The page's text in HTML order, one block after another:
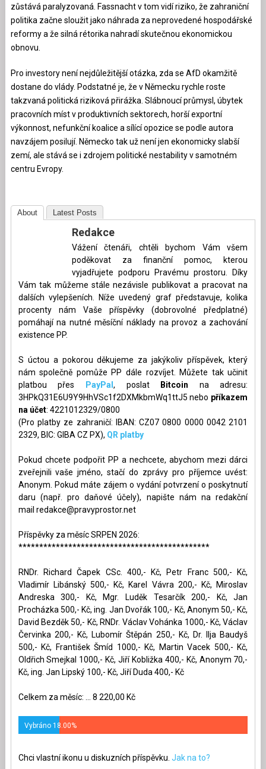
zůstává paralyzovaná. Fassnacht v tom vidí riziko, že zahraniční
politika začne sloužit jako náhrada za neprovedené hospodářské
reformy a že silná rétorika nahradí skutečnou ekonomickou
obnovu.
Pro investory není nejdůležitější otázka, zda se AfD okamžitě
dostane do vlády. Podstatné je, že v Německu rychle roste
takzvaná politická riziková přirážka. Slábnoucí průmysl, úbytek
pracovních míst v produktivních sektorech, horší exportní
výkonnost, nefunkční koalice a sílící opozice se podle autora
navzájem posilují. Německo tak už není jen ekonomicky slabší
zemí, ale stává se i zdrojem politické nestability v samotném
centru Evropy.
About Latest Posts
Redakce
Vážení čtenáři, chtěli bychom Vám všem
poděkovat za finanční pomoc, kterou
vyjadřujete podporu Pravému prostoru. Díky
Vám tak můžeme stále nezávisle publikovat a pracovat na
dalších vylepšeních. Níže uvedený graf představuje, kolika
procenty nám Vaše příspěvky (dobrovolné předplatné)
pomáhají na nutné měsíční náklady na provoz a zachování
existence PP.
S úctou a pokorou děkujeme za jakýkoliv příspěvek, který
nám společně pomůže PP dále rozvíjet. Můžete tak učinit
platbou přes
PayPal, poslat Bitcoin na adresu:
3HPkQ31E6U9Y9HhVSc1f2DXMkbmWq1ttJ5 nebo příkazem
na účet: 4221012329/0800
(Pro platby ze zahraničí: IBAN: CZ07 0800 0000 0042 2101
2329, BIC: GIBA CZ PX), QR platby
Pokud chcete podpořit PP a nechcete, abychom mezi dárci
zveřejnili vaše jméno, stačí do zprávy pro příjemce uvést:
Anonym. Pokud máte zájem o vydání potvrzení o poskytnutí
daru (např. pro daňové účely), napište nám na redakční
mail redakce@pravyprostor.net
Příspěvky za měsíc SRPEN 2026:
**********************************************
RNDr. Richard Čapek CSc. 400,- Kč, Petr Franc 500,- Kč,
Vladimír Libánský 500,- Kč, Karel Vávra 200,- Kč, Miroslav
Andreska 300,- Kč, Mgr. Luděk Tesarčík 200,- Kč, Jan
Procházka 500,- Kč, ing. Jan Dvořák 100,- Kč, Anonym 50,- Kč,
David Bezděk 50,- Kč, RNDr. Václav Vohánka 1000,- Kč, Václav
Červinka 200,- Kč, Lubomír Štěpán 250,- Kč, Dr. Ilja Baudyš
500,- Kč, František Šmíd 1000,- Kč, Martin Vacek 500,- Kč,
Oldřich Smejkal 1000,- Kč, Jiří Kobližka 400,- Kč, Anonym 70,-
Kč, ing. Jan Lipský 100,- Kč, Jiří Duda 400,- Kč
Celkem za měsíc: ... 8 220,00 Kč
Vybráno 18.00%
Chci vlastní ikonu u diskuzních příspěvku. Jak na to?